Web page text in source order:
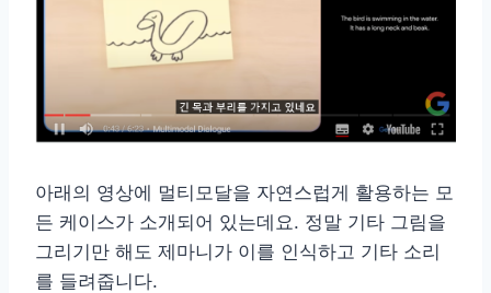
아래의 영상에 멀티모달을 자연스럽게 활용하는 모
든 케이스가 소개되어 있는데요. 정말 기타 그림을
그리기만 해도 제마니가 이를 인식하고 기타 소리
를 들려줍니다.